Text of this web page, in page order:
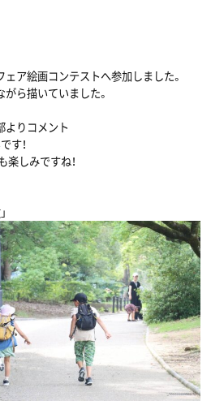
ア絵画コンテストへ参加しました。
ら描いていました。
よりコメント
す！
楽しみですね！